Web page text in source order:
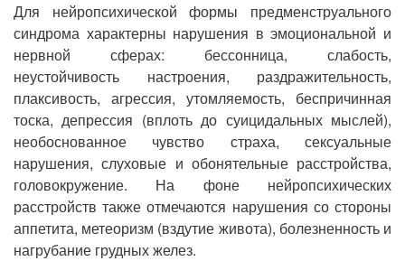
Для нейропсихической формы предменструального
синдрома характерны нарушения в эмоциональной и
нервной сферах: бессонница, слабость,
неустойчивость настроения, раздражительность,
плаксивость, агрессия, утомляемость, беспричинная
тоска, депрессия (вплоть до суицидальных мыслей),
необоснованное чувство страха, сексуальные
нарушения, слуховые и обонятельные расстройства,
головокружение. На фоне нейропсихических
расстройств также отмечаются нарушения со стороны
аппетита, метеоризм (вздутие живота), болезненность и
нагрубание грудных желез.